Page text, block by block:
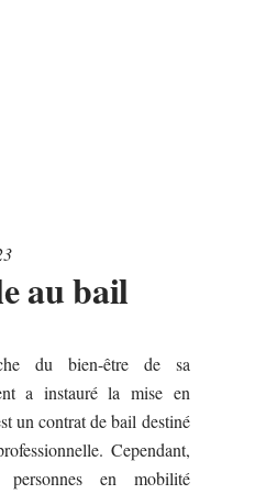
au bail
du bien-être de sa
a instauré la mise en
un contrat de bail destiné
Cependant,
en mobilité